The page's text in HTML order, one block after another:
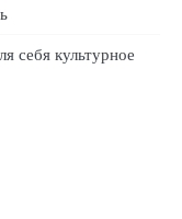
себя культурное